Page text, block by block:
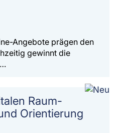
Angebote prägen den
gewinnt die
Raum-
Orientierung